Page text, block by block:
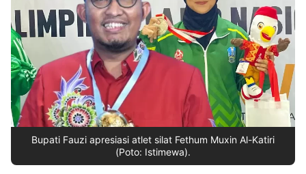
Insight
NTB
Suara
Time
Lens
IDN
Daily
Jogja
Jalan
Rakyat
Idealita
News
Kita
Notice
Radar
Baru
Seedbacklink
Follow
Kabarbaru
Bupati Fauzi apresiasi atlet silat Fethum Muxin Al-Katiri
(Poto: Istimewa).